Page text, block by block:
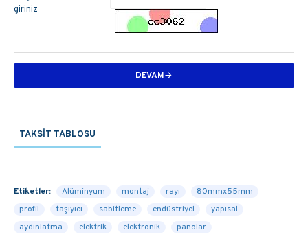
giriniz
DEVAM
TAKSIT TABLOSU
Etiketler: Alüminyum montaj rayı
80mmx55mm
profil
taşıyıcı sabitleme endüstriyel
yapısal
aydınlatma
elektrik elektronik panolar